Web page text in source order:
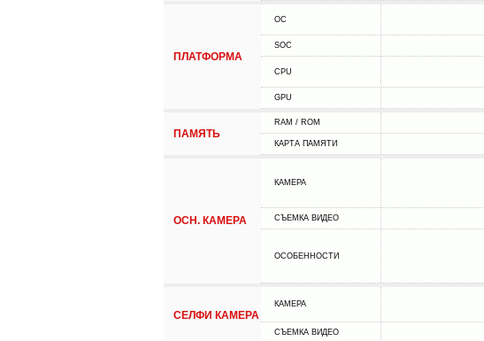
ПЛАТФОРМА
ОС
SOC
CPU
GPU
ПАМЯТЬ
RAM / ROM
КАРТА ПАМЯТИ
ОСН. КАМЕРА
КАМЕРА
СЪЕМКА ВИДЕО
ОСОБЕННОСТИ
СЕЛФИ КАМЕРА
КАМЕРА
СЪЕМКА ВИДЕО